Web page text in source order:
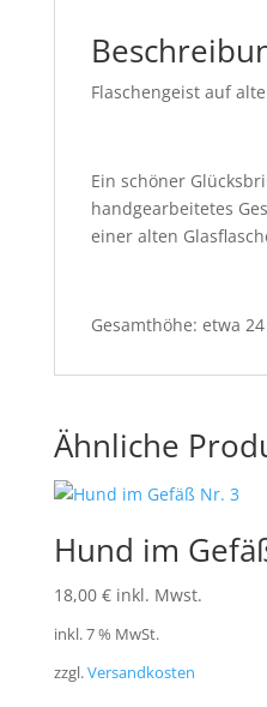
Flaschengeist auf
Ein schöner
handgearbeitetes
einer alten
Gesamthöhe: etwa
Ähnliche
Hund im
18,00 € inkl. Mwst.
inkl. 7 % MwSt.
zzgl.Versandkosten